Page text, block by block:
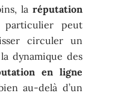
la réputation
particulier peut
circuler un
dynamique des
en ligne
au-delà d’un